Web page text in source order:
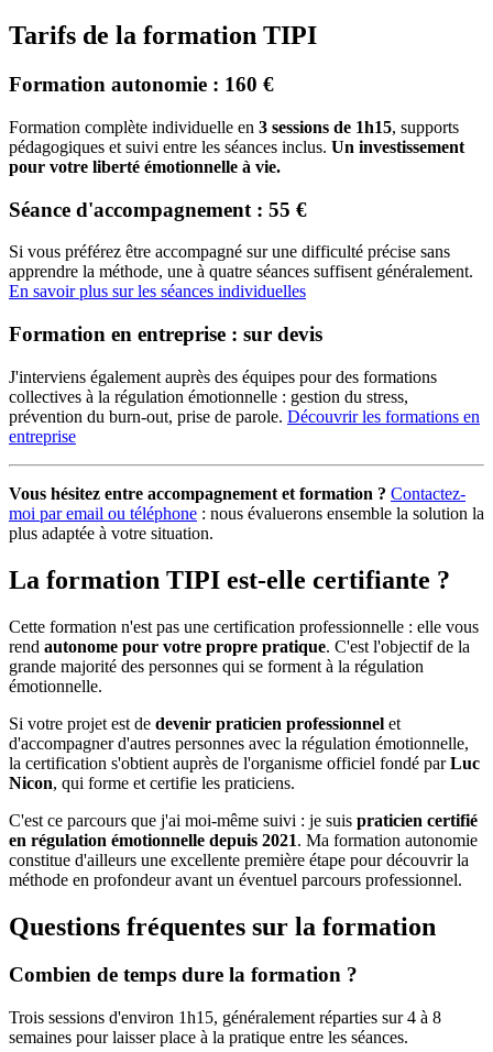
Tarifs de la formation TIPI
Formation autonomie : 160 €
Formation complète individuelle en 3 sessions de 1h15, supports
pédagogiques et suivi entre les séances inclus. Un investissement
pour votre liberté émotionnelle à vie.
Séance d'accompagnement : 55 €
Si vous préférez être accompagné sur une difficulté précise sans
apprendre la méthode, une à quatre séances suffisent généralement.
En savoir plus sur les séances individuelles
Formation en entreprise : sur devis
J'interviens également auprès des équipes pour des formations
collectives à la régulation émotionnelle : gestion du stress,
prévention du burn-out, prise de parole. Découvrir les formations en
entreprise
Vous hésitez entre accompagnement et formation ? Contactez-
moi par email ou téléphone : nous évaluerons ensemble la solution la
plus adaptée à votre situation.
La formation TIPI est-elle certifiante ?
Cette formation n'est pas une certification professionnelle : elle vous
rend autonome pour votre propre pratique. C'est l'objectif de la
grande majorité des personnes qui se forment à la régulation
émotionnelle.
Si votre projet est de devenir praticien professionnel et
d'accompagner d'autres personnes avec la régulation émotionnelle,
la certification s'obtient auprès de l'organisme officiel fondé parLuc
Nicon, qui forme et certifie les praticiens.
C'est ce parcours que j'ai moi-même suivi : je suis praticien certifié
en régulation émotionnelle depuis 2021. Ma formation autonomie
constitue d'ailleurs une excellente première étape pour découvrir la
méthode en profondeur avant un éventuel parcours professionnel.
Questions fréquentes sur la formation
Combien de temps dure la formation ?
Trois sessions d'environ 1h15, généralement réparties sur 4 à 8
semaines pour laisser place à la pratique entre les séances.